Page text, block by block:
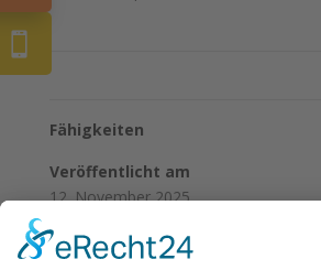
Fähigkeiten
Veröffentlicht am
12. November 2025